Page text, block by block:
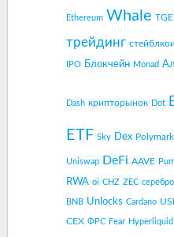
Ethereum Whale TGE
трейдинг
IPO Блокчейн Monad
Dash крипторынок Dot
ETF Sky Dex
Uniswap DeFi AAVE
RWA oi CHZ ZEC серебро
BNB Unlocks Cardano
CEX ФРС Fear Hyperliquid